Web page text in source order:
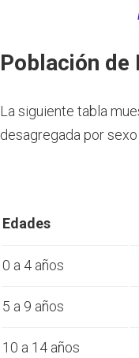
Población de
La siguiente tabla
desagregada por
Edades
0 a 4 años
5 a 9 años
10 a 14 años